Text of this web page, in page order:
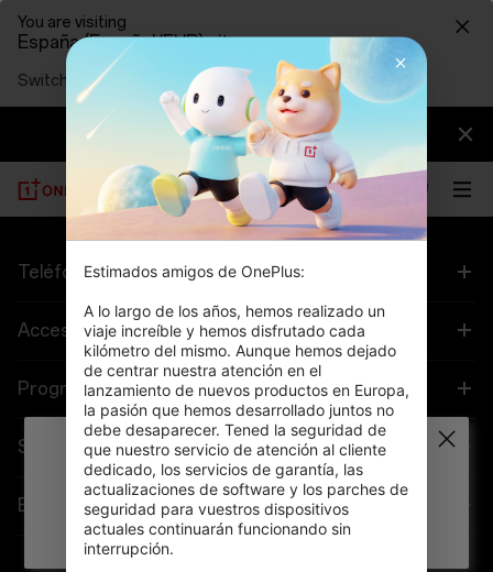
You are visiting
España (Español/EUR) site.
Switch to United States (English/USD)
【Important】Notice of OnePlus Business
Adjustment >>
Oops, the spaceship just got lost! We are
trying to get it back to earth.
Teléfono
OnePlus 12
OnePlus 12R
OnePlus Open
OnePlus 11 5G
OnePlus Nord 3 5G
Accesorios
Audio
Fundas y protección
Cables
Programas
Vincular tus dispositivos OnePlus
Programa de descuentos
Programa de referencia
Soporte
Preguntas frecuentes sobre compras
Actualización de software
Empresa
Sobre OnePlus
Estimados amigos de OnePlus:
A lo largo de los años, hemos realizado un
viaje increíble y hemos disfrutado cada
kilómetro del mismo. Aunque hemos dejado
de centrar nuestra atención en el
lanzamiento de nuevos productos en Europa,
la pasión que hemos desarrollado juntos no
debe desaparecer. Tened la seguridad de
que nuestro servicio de atención al cliente
dedicado, los servicios de garantía, las
actualizaciones de software y los parches de
seguridad para vuestros dispositivos
actuales continuarán funcionando sin
interrupción.